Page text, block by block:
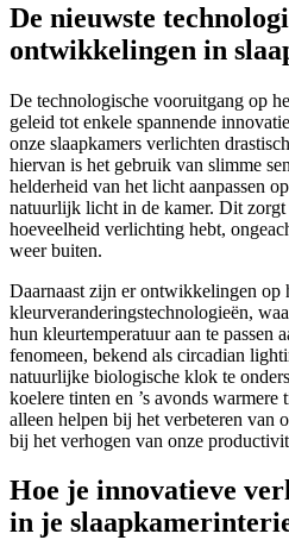
De nieuwste
ontwikkelingen in
De technologische vooruitgang op
geleid tot enkele spannende
onze slaapkamers verlichten
hiervan is het gebruik van slimme
helderheid van het licht aanpassen
natuurlijk licht in de kamer. Dit
hoeveelheid verlichting hebt,
weer buiten.
Daarnaast zijn er ontwikkelingen op
kleurveranderingstechnologieën,
hun kleurtemperatuur aan te passen
fenomeen, bekend als circadian
natuurlijke biologische klok te
koelere tinten en ’s avonds
alleen helpen bij het verbeteren van
bij het verhogen van onze
Hoe je innovatieve
in je